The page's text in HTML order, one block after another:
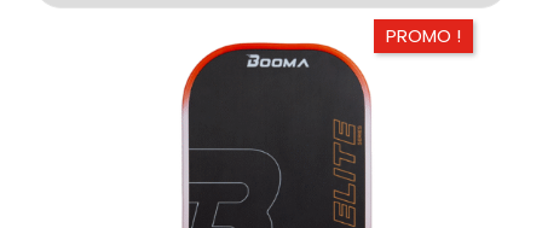
PROMO !